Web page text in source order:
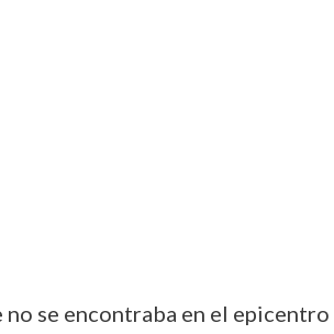
no se encontraba en el